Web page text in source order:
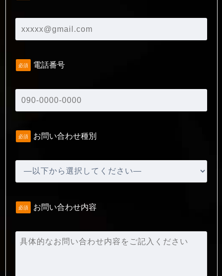
必須 電話番号
必須 お問い合わせ種別
必須 お問い合わせ内容